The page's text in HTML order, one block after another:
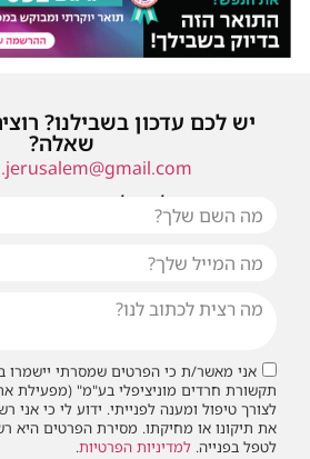
יש לכם עדכון בשבילנו?
שאלה?
או שילחו אלינו פנייה ונחזור
אני מאשר/ת כי הפרטים שמסרתי יישמרו
תקשורת חרדים מוניציפלי בע"מ" (מפעילת
לצורך טיפול ומענה לפנייתי. ידוע לי כי אני
את תיקונו או מחיקתו. מסירת הפרטים היא
לטפל בפנייה. למדיניות הפרטיות.